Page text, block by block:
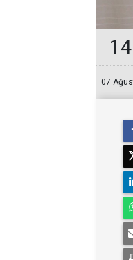
07